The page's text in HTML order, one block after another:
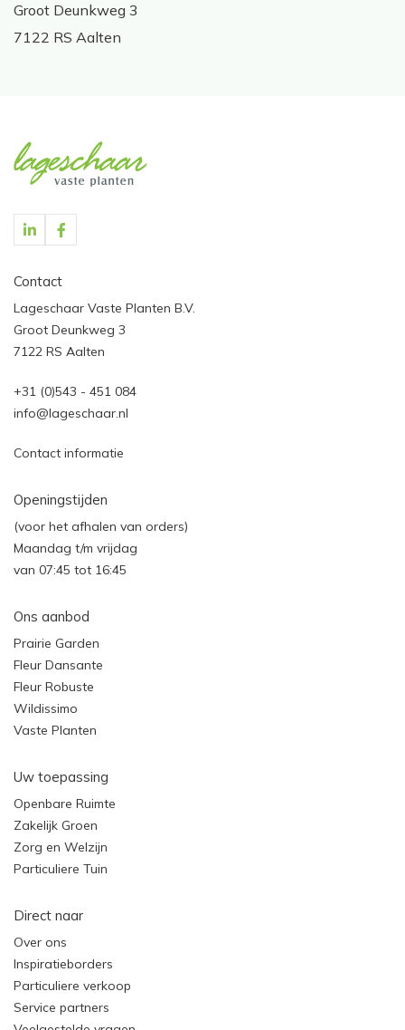
Groot Deunkweg 3
7122 RS Aalten
Contact
Lageschaar Vaste Planten B.V.
Groot Deunkweg 3
7122 RS Aalten
+31 (0)543 - 451 084
info@lageschaar.nl
Contact informatie
Openingstijden
(voor het afhalen van orders)
Maandag t/m vrijdag
van 07:45 tot 16:45
Ons aanbod
Prairie Garden
Fleur Dansante
Fleur Robuste
Wildissimo
Vaste Planten
Uw toepassing
Openbare Ruimte
Zakelijk Groen
Zorg en Welzijn
Particuliere Tuin
Direct naar
Over ons
Inspiratieborders
Particuliere verkoop
Service partners